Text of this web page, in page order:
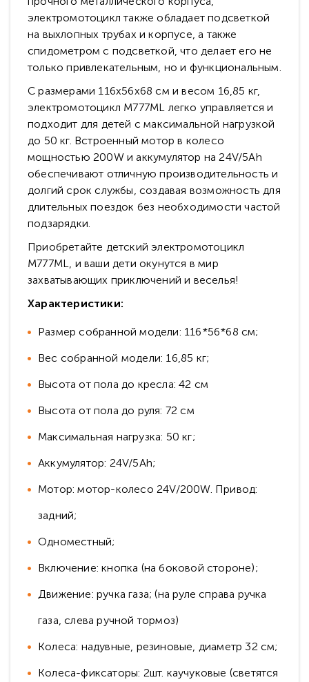
электромотоцикл также обладает подсветкой
на выхлопных трубах и корпусе, а также
спидометром с подсветкой, что делает его не
только привлекательным, но и функциональным.
С размерами 116х56х68 см и весом 16,85 кг,
электромотоцикл M777ML легко управляется и
подходит для детей с максимальной нагрузкой
до 50 кг. Встроенный мотор в колесо
мощностью 200W и аккумулятор на 24V/5Ah
обеспечивают отличную производительность и
долгий срок службы, создавая возможность для
длительных поездок без необходимости частой
подзарядки.
Приобретайте детский электромотоцикл
M777ML, и ваши дети окунутся в мир
захватывающих приключений и веселья!
Характеристики:
Размер собранной модели: 116*56*68 см;
Вес собранной модели: 16,85 кг;
Высота от пола до кресла: 42 см
Высота от пола до руля: 72 см
Максимальная нагрузка: 50 кг;
Аккумулятор: 24V/5Ah;
Мотор: мотор-колесо 24V/200W. Привод:
задний;
Одноместный;
Включение: кнопка (на боковой стороне);
Движение: ручка газа; (на руле справа ручка
газа, слева ручной тормоз)
Колеса: надувные, резиновые, диаметр 32 см;
Колеса-фиксаторы: 2шт. каучуковые (светятся